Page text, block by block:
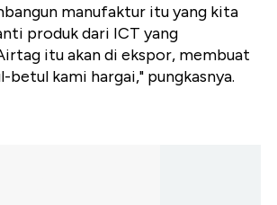
manufaktur itu yang kita
produk dari ICT yang
itu akan di ekspor, membuat
betul kami hargai," pungkasnya.